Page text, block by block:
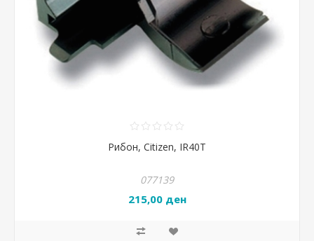
Рибон, Citizen, IR40T
077139
215,00 ден